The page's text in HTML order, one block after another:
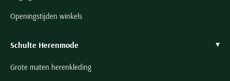
Openingstijden winkels
Schulte Herenmode
Grote maten herenkleding